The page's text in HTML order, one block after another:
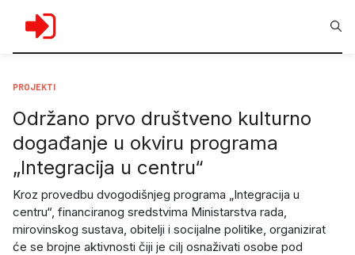
PROJEKTI
Održano prvo društveno kulturno
događanje u okviru programa
„Integracija u centru“
Kroz provedbu dvogodišnjeg programa „Integracija u
centru“, financiranog sredstvima Ministarstva rada,
mirovinskog sustava, obitelji i socijalne politike, organizirat
će se brojne aktivnosti čiji je cilj osnaživati osobe pod